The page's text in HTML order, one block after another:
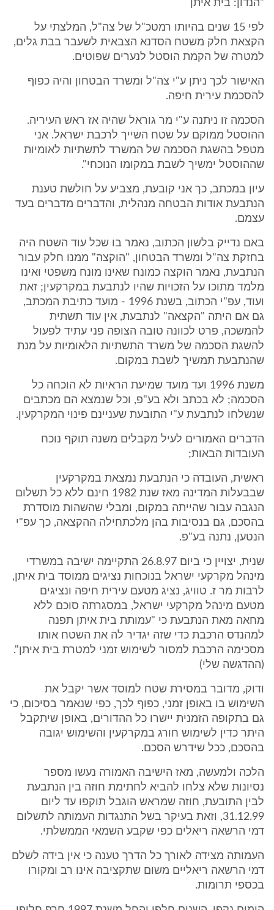
"הנדון: בית איתן
לפי 15 שנים בהיותו רמטכ"ל של צה"ל, המלצתי על
הקצאת חלק משטח הסדנא הצבאית לשעבר בבת גלים,
למטרה של הקמת הוסטל לנערים שפוטים.
האישור לכך ניתן ע"י צה"ל ומשרד הבטחון והיה כפוף
להסכמת עירית חיפה.
הסכמה זו ניתנה ע"י מר גוראל שהיה אז ראש העיריה.
ההוסטל ממוקם על שטח השייך לרכבת ישראל. אני
מטפל בהשגת הסכמה של המשרד לתשתיות לאומיות
שההוסטל ימשיך לשבת במקומו הנוכחי".
עיון במכתב, כך אני קובעת, מצביע על חולשת טענת
הנתבעת אודות הבטחה מנהלית, והדברים מדברים בעד
עצמם.
באם נדייק בלשון הכתוב, נאמר בו שכל עוד השטח היה
בחזקת צה"ל ומשרד הבטחון, "הוקצה" ממנו חלק עבור
הנתבעת, נאמר הוקצה כמונח שאינו מונח משפטי ואינו
מלמד מתוכו על הזכויות שהיו לנתבעת במקרקעין; זאת
ועוד, עפ"י הכתוב, בשנת 1996 - מועד כתיבת המכתב,
גם אם היתה "הקצאה" לנתבעת, אין עוד תשתית
להמשכה, פרט לכוונה טובה הצופה פני עתיד לפעול
להשגת הסכמה של משרד התשתיות הלאומיות על מנת
שהנתבעת תמשיך לשבת במקום.
משנת 1996 ועד מועד שמיעת הראיות לא הוכחה כל
הסכמה; לא בכתב ולא בע"פ, וכל שנמצא הם מכתבים
שנשלחו לנתבעת ע"י התובעת שעניינם פינוי המקרקעין.
הדברים האמורים לעיל מקבלים משנה תוקף נוכח
העובדות הבאות;
ראשית, העובדה כי הנתבעת נמצאת במקרקעין
שבבעלות המדינה מאז שנת 1982 חינם ללא כל תשלום
הנגבה עבור שהייתה במקום, ומבלי שהשהות מוסדרת
בהסכם, גם בנסיבות בהן מלכתחילה ההקצאה, כך עפ"י
הנטען, נתנה בע"פ.
שנית, יצויין כי ביום 26.8.97 התקיימה ישיבה במשרדי
מינהל מקרקעי ישראל בנוכחות נציגים ממוסד בית איתן,
לרבות מר ז. טוויג, נציג מטעם עירית חיפה ונציגים
מטעם מינהל מקרקעי ישראל, במסגרתה סוכם ללא
מחאה מאת הנתבעת כי "עמותת בית איתן תפנה
למהנדס הרכבת כדי שזה יגדיר לה את השטח אותו
מסכימה הרכבת למסור לשימוש זמני למטרת בית איתן".
(ההדגשה שלי)
ודוק, מדובר במסירת שטח למוסד אשר יקבל את
השימוש בו באופן זמני, כפוף לכך, כפי שנאמר בסיכום, כי
גם בתקופה הזמנית יישרו כל ההדורים, באופן שיתקבל
היתר כדין לשימוש חורג במקרקעין והשימוש יגובה
בהסכם, ככל שידרש הסכם.
הלכה ולמעשה, מאז הישיבה האמורה נעשו מספר
נסיונות שלא צלחו להביא לחתימת חוזה בין הנתבעת
לבין התובעת, חוזה שמראש הוגבל תוקפו עד ליום
31.12.99, וזאת בעיקר בשל התנגדות העמותה לתשלום
דמי הרשאה ריאלים כפי שקבע השמאי הממשלתי.
העמותה מצידה לאורך כל הדרך טענה כי אין בידה לשלם
דמי הרשאה ריאליים משום שתקציבה אינו רב ומקורו
בכספי תרומות.